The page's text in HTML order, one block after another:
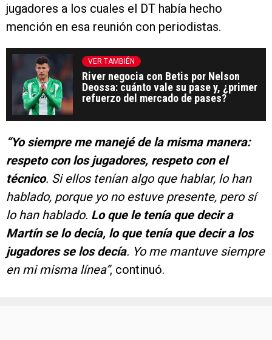
jugadores a los cuales el DT había hecho
mención en esa reunión con periodistas.
VER TAMBIÉN
River negocia con Betis por Nelson
Deossa: cuánto vale su pase y, ¿primer
refuerzo del mercado de pases?
“Yo siempre me manejé de la misma manera:
respeto con los jugadores, respeto con el
técnico. Si ellos tenían algo que hablar, lo han
hablado, porque yo no estuve presente, pero sí
lo han hablado. Lo que le tenía que decir a
Martín se lo decía, lo que tenía que decir a los
jugadores se los decía. Yo me mantuve siempre
en mi misma línea”, continuó.